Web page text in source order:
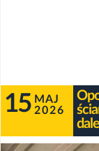
15 MAJ
2026